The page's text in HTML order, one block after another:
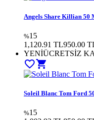
Angels Share Killian 50
%15
1,120.91 TL950.00
YENİÜCRETSİZ
favorite_bordershopping_cart
Soleil Blanc Tom Ford
%15